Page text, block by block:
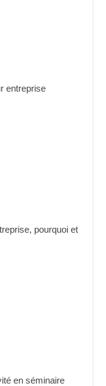
entreprise
pourquoi et
en séminaire